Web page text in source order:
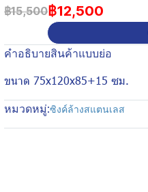
฿15,500฿12,500
คำอธิบายสินค้าแบบย่อ
ขนาด 75x120x85+15 ซม.
หมวดหมู่:ซิงค์ล้างสแตนเลส